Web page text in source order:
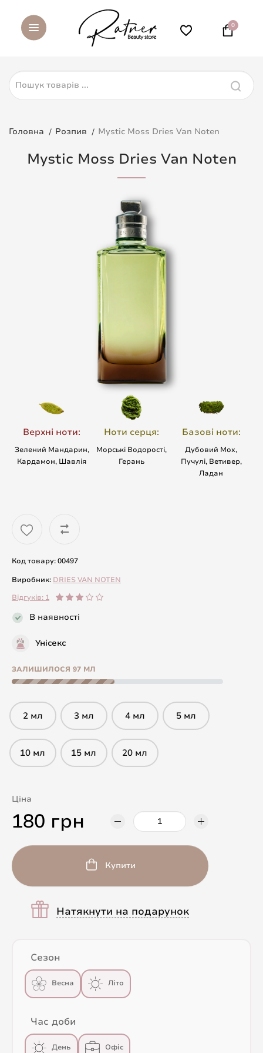
0
Головна Розпив Mystic Moss Dries Van Noten
Mystic Moss Dries Van Noten
Верхні ноти:
Зелений Мандарин,
Кардамон, Шавлія
Ноти серця:
Морські Водорості,
Герань
Базові ноти:
Дубовий Мох,
Пучулі, Ветивер,
Ладан
Код товару: 00497
Виробник: DRIES VAN NOTEN
Відгуків: 1
В наявності
Унісекс
ЗАЛИШИЛОСЯ 97 МЛ
2 мл 3 мл 4 мл 5 мл
10 мл 15 мл 20 мл
Ціна
180 грн
Купити
Натякнути на подарунок
Сезон
Весна Літо
Час доби
День Офіс